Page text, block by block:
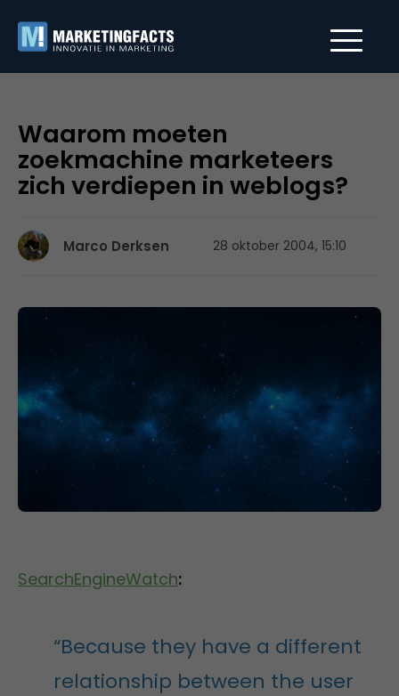
Waarom moeten
zoekmachine marketeers
zich verdiepen in weblogs?
Marco Derksen 28 oktober 2004, 15:10
SearchEngineWatch:
“Because they have a different
relationship between the user